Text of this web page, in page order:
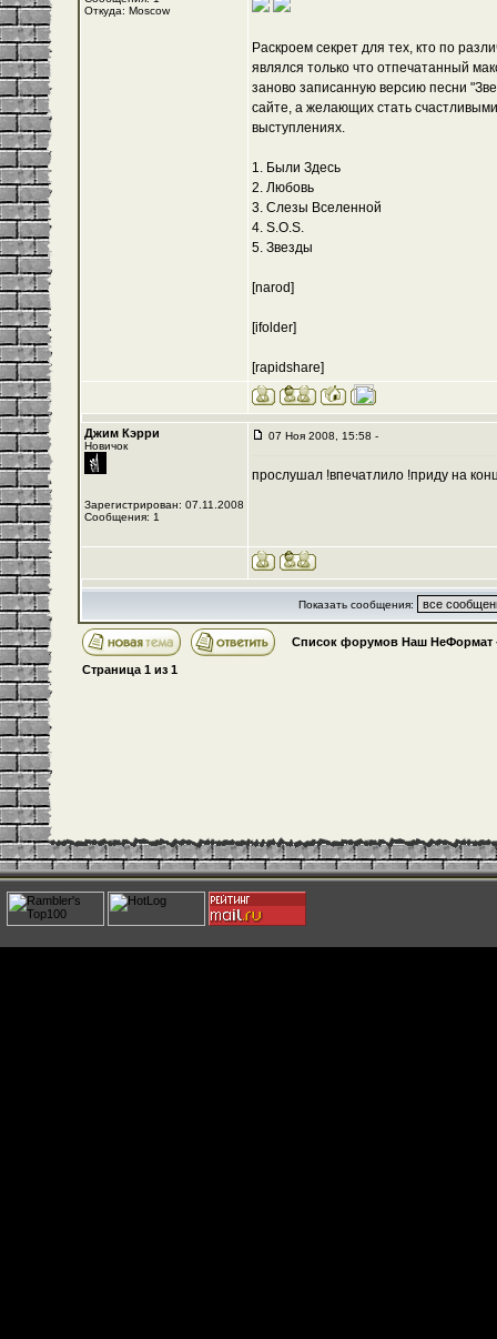
Откуда: Moscow
Раскроем секрет для тех, кто по
являлся только что отпечатанный
заново записанную версию песни
сайте, а желающих стать
выступлениях.
1. Были Здесь
2. Любовь
3. Слезы Вселенной
4. S.O.S.
5. Звезды
[narod]
[ifolder]
[rapidshare]
Джим Кэрри
Новичок
Зарегистрирован: 07.11.2008
Сообщения: 1
07 Ноя 2008, 15:58 -
прослушал !впечатлило !приду на
Показать сообщения:
Список форумов Наш НеФормат
Страница 1 из 1